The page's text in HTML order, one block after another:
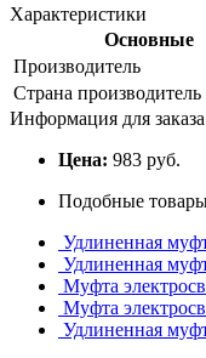
Характеристики
Основные
Производитель
Страна производитель
Информация для заказа
Цена: 983 руб.
Подобные
Удлиненная
Удлиненная
Муфта
Муфта
Удлиненная